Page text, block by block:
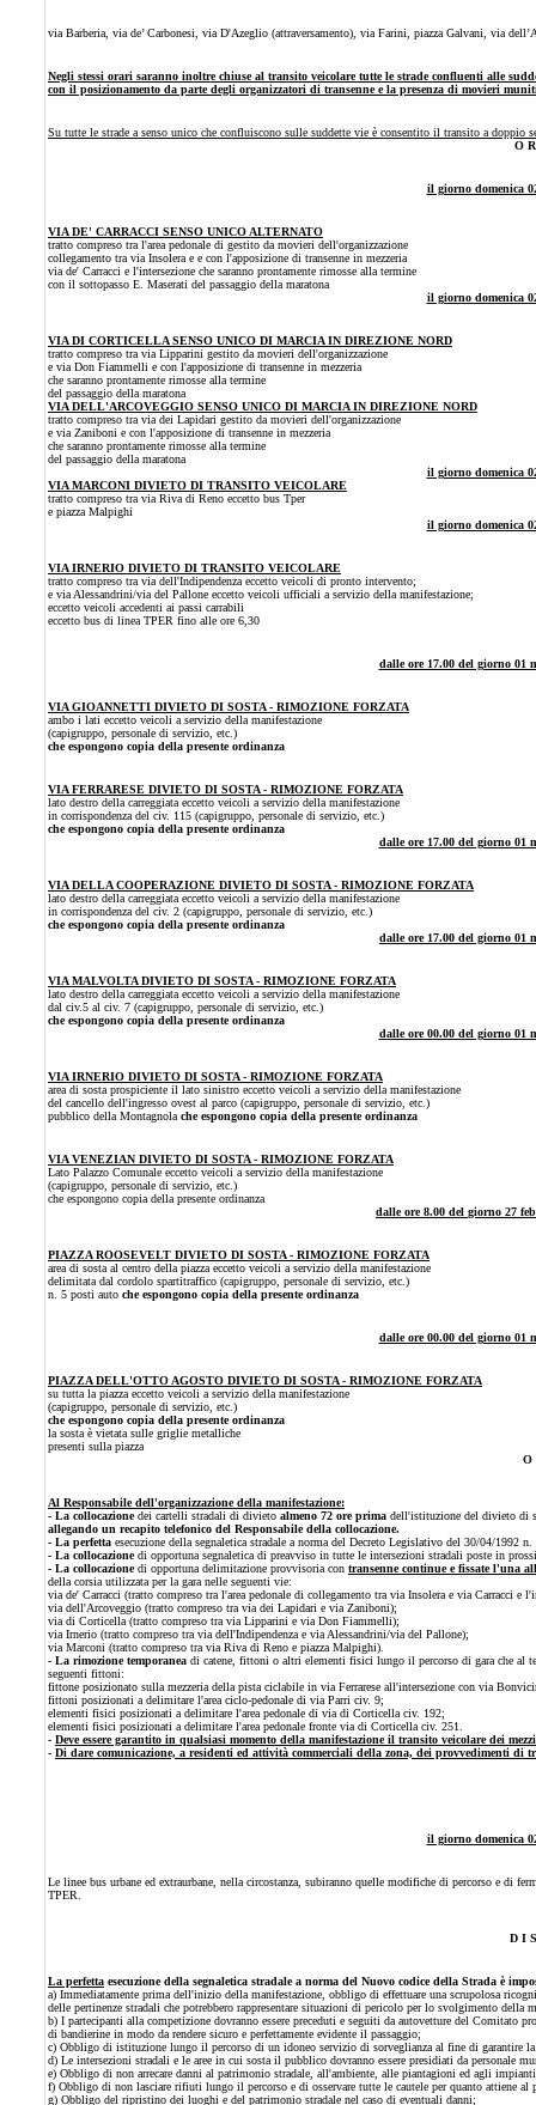
via Barberia, via de’ Carbonesi, via D'Azeglio (attraversamento), via Farini, piazza Galvani, via
Negli stessi orari saranno inoltre chiuse al transito veicolare tutte le strade confluenti alle
con il posizionamento da parte degli organizzatori di transenne e la presenza di movieri
Su tutte le strade a senso unico che confluiscono sulle suddette vie è consentito il transito a doppio
O
il giorno domenica
VIA DE' CARRACCI SENSO UNICO ALTERNATO
tratto compreso tra l'area pedonale di gestito da movieri dell'organizzazione
collegamento tra via Insolera e e con l'apposizione di transenne in mezzeria
via de' Carracci e l'intersezione che saranno prontamente rimosse alla termine
con il sottopasso E. Maserati del passaggio della maratona
il giorno domenica
VIA DI CORTICELLA SENSO UNICO DI MARCIA IN DIREZIONE NORD
tratto compreso tra via Lipparini gestito da movieri dell'organizzazione
e via Don Fiammelli e con l'apposizione di transenne in mezzeria
che saranno prontamente rimosse alla termine
del passaggio della maratona
VIA DELL'ARCOVEGGIO SENSO UNICO DI MARCIA IN DIREZIONE NORD
tratto compreso tra via dei Lapidari gestito da movieri dell'organizzazione
e via Zaniboni e con l'apposizione di transenne in mezzeria
che saranno prontamente rimosse alla termine
del passaggio della maratona
il giorno domenica
VIA MARCONI DIVIETO DI TRANSITO VEICOLARE
tratto compreso tra via Riva di Reno eccetto bus Tper
e piazza Malpighi
il giorno domenica
VIA IRNERIO DIVIETO DI TRANSITO VEICOLARE
tratto compreso tra via dell'Indipendenza eccetto veicoli di pronto intervento;
e via Alessandrini/via del Pallone eccetto veicoli ufficiali a servizio della manifestazione;
eccetto veicoli accedenti ai passi carrabili
eccetto bus di linea TPER fino alle ore 6,30
dalle ore 17.00 del giorno 01
VIA GIOANNETTI DIVIETO DI SOSTA - RIMOZIONE FORZATA
ambo i lati eccetto veicoli a servizio della manifestazione
(capigruppo, personale di servizio, etc.)
che espongono copia della presente ordinanza
VIA FERRARESE DIVIETO DI SOSTA - RIMOZIONE FORZATA
lato destro della carreggiata eccetto veicoli a servizio della manifestazione
in corrispondenza del civ. 115 (capigruppo, personale di servizio, etc.)
che espongono copia della presente ordinanza
dalle ore 17.00 del giorno 01
VIA DELLA COOPERAZIONE DIVIETO DI SOSTA - RIMOZIONE FORZATA
lato destro della carreggiata eccetto veicoli a servizio della manifestazione
in corrispondenza del civ. 2 (capigruppo, personale di servizio, etc.)
che espongono copia della presente ordinanza
dalle ore 17.00 del giorno 01
VIA MALVOLTA DIVIETO DI SOSTA - RIMOZIONE FORZATA
lato destro della carreggiata eccetto veicoli a servizio della manifestazione
dal civ.5 al civ. 7 (capigruppo, personale di servizio, etc.)
che espongono copia della presente ordinanza
dalle ore 00.00 del giorno 01
VIA IRNERIO DIVIETO DI SOSTA - RIMOZIONE FORZATA
area di sosta prospiciente il lato sinistro eccetto veicoli a servizio della manifestazione
del cancello dell'ingresso ovest al parco (capigruppo, personale di servizio, etc.)
pubblico della Montagnola che espongono copia della presente ordinanza
VIA VENEZIAN DIVIETO DI SOSTA - RIMOZIONE FORZATA
Lato Palazzo Comunale eccetto veicoli a servizio della manifestazione
(capigruppo, personale di servizio, etc.)
che espongono copia della presente ordinanza
dalleore 8.00 del giorno 27
PIAZZA ROOSEVELT DIVIETO DI SOSTA - RIMOZIONE FORZATA
area di sosta al centro della piazza eccetto veicoli a servizio della manifestazione
delimitata dal cordolo spartitraffico (capigruppo, personale di servizio, etc.)
n. 5 posti auto che espongono copia della presente ordinanza
dalle ore 00.00 del giorno 01
PIAZZA DELL'OTTO AGOSTO DIVIETO DI SOSTA - RIMOZIONE FORZATA
su tutta la piazza eccetto veicoli a servizio della manifestazione
(capigruppo, personale di servizio, etc.)
che espongono copia della presente ordinanza
la sosta è vietata sulle griglie metalliche
presenti sulla piazza
O
Al Responsabile dell'organizzazione della manifestazione:
- La collocazionedei cartelli stradali di divieto almeno 72 ore prima dell'istituzione del divieto di
allegando un recapito telefonico del Responsabile della collocazione.
- La perfetta esecuzione della segnaletica stradale a norma del Decreto Legislativo del 30/04/
- La collocazionedi opportuna segnaletica di preavviso in tutte le intersezioni stradali poste in
- La collocazionedi opportuna delimitazione provvisoria con transenne continue e fissate l'una
della corsia utilizzata per la gara nelle seguenti vie:
via de' Carracci (tratto compreso tra l'area pedonale di collegamento tra via Insolera e via Carracci e
via dell'Arcoveggio (tratto compreso tra via dei Lapidari e via Zaniboni);
via di Corticella (tratto compreso tra via Lipparini e via Don Fiammelli);
via Irnerio (tratto compreso tra via dell'Indipendenza e via Alessandrini/via del Pallone);
via Marconi (tratto compreso tra via Riva di Reno e piazza Malpighi).
- La rimozione temporanea di catene, fittoni o altri elementi fisici lungo il percorso di gara che al
seguenti fittoni:
fittone posizionato sulla mezzeria della pista ciclabile in via Ferrarese all'intersezione con via
fittoni posizionati a delimitare l'area ciclo-pedonale di via Parri civ. 9;
elementi fisici posizionati a delimitare l'area pedonale di via di Corticella civ. 192;
elementi fisici posizionati a delimitare l'area pedonale fronte via di Corticella civ. 251.
- Deve essere garantito in qualsiasi momento della manifestazione il transito veicolare dei
- Di dare comunicazione, a residenti ed attività commerciali della zona, dei provvedimenti di
il giorno domenica
Le linee bus urbane ed extraurbane, nella circostanza, subiranno quelle modifiche di percorso e di
TPER.
D I
La perfetta esecuzione della segnaletica stradale a norma del Nuovo codice della Strada è
a) Immediatamente prima dell'inizio della manifestazione, obbligo di effettuare una scrupolosa
delle pertinenze stradali che potrebbero rappresentare situazioni di pericolo per lo svolgimento della
b) I partecipanti alla competizione dovranno essere preceduti e seguiti da autovetture del Comitato
di bandierine in modo da rendere sicuro e perfettamente evidente il passaggio;
c) Obbligo di istituzione lungo il percorso di un idoneo servizio di sorveglianza al fine di garantire
d) Le intersezioni stradali e le aree in cui sosta il pubblico dovranno essere presidiati da
e) Obbligo di non arrecare danni al patrimonio stradale, all'ambiente, alle piantagioni ed agli
f) Obbligo di non lasciare rifiuti lungo il percorso e di osservare tutte le cautele per quanto attiene al
g) Obbligo del ripristino dei luoghi e del patrimonio stradale nel caso di eventuali danni;